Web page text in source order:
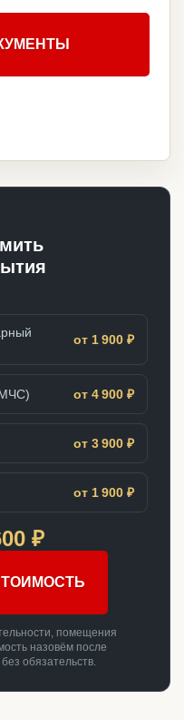
от 1 900 ₽
от 4 900 ₽
от 3 900 ₽
от 1 900 ₽
₽
помещения
назовём после
обязательств.